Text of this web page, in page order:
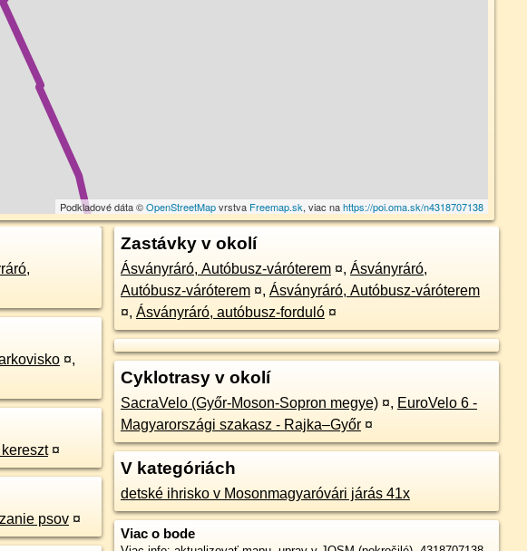
Podkladové dáta ©OpenStreetMapvrstva Freemap.sk, viac nahttps://poi.oma.sk/n4318707138
¤,
¤
psov ¤
Zastávky v okolí
Ásványráró, Autóbusz-váróterem ¤, Ásványráró,
Autóbusz-váróterem ¤, Ásványráró, Autóbusz-váróterem
¤, Ásványráró, autóbusz-forduló ¤
Cyklotrasy v okolí
SacraVelo (Győr-Moson-Sopron megye) ¤, EuroVelo 6 -
Magyarországi szakasz - Rajka–Győr ¤
V kategóriách
detské ihrisko v Mosonmagyaróvári járás 41x
Viac o bode